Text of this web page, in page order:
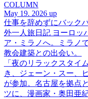
COLUMN
May 19. 2026 up
仕事を辞めずにバック
外一人旅日記 ヨーロッ
ア・ミラノへ。ミラノ
教会建築との出会い。
「夜のリラックスタイ
き、ジェーン・スー、
が参加。名古屋を拠点
ツに、漫画家・奥田亜